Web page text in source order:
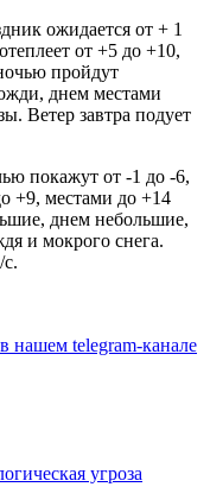
ожидается от + 1
от +5 до +10,
пройдут
днем местами
Ветер завтра подует
покажут от -1 до -6,
+9, местами до +14
днем небольшие,
и мокрого снега.
нашем telegram-канале